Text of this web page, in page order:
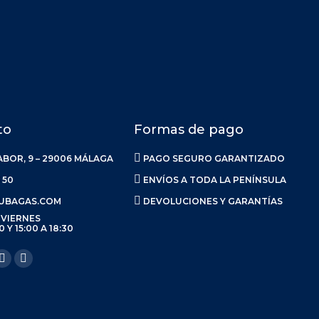
9 – 29006 MÁLAGA
50
Y 15:00 A 18:30
en:
Formas de pago
PAGO SEGURO GARANTIZADO
ENVÍOS A TODA LA PENÍNSULA
DEVOLUCIONES Y GARANTÍAS